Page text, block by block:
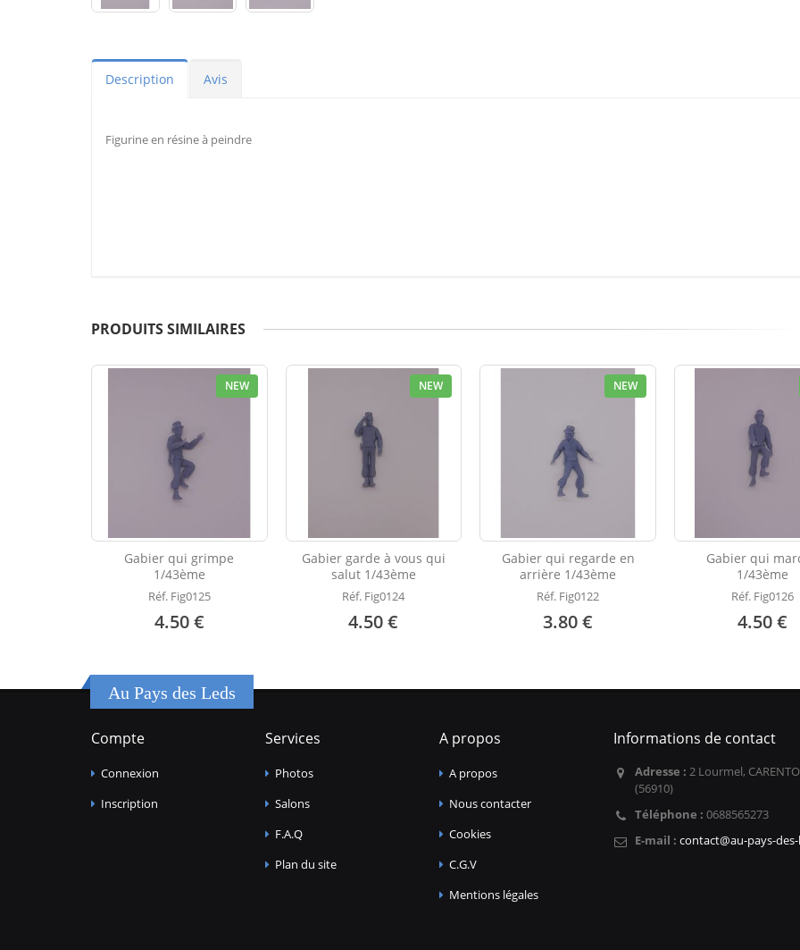
Description Avis
Figurine en résine à peindre
PRODUITS SIMILAIRES
NEW
Gabier qui grimpe
1/43ème
Réf. Fig0125
4.50 €
NEW
Gabier garde à vous qui
salut 1/43ème
Réf. Fig0124
4.50 €
NEW
Gabier qui regarde en
arrière 1/43ème
Réf. Fig0122
3.80 €
Gabier qui
1/43ème
Réf. Fig0126
4.50 €
Au Pays des Leds
Compte
Connexion
Inscription
Services
Photos
Salons
F.A.Q
Plan du site
A propos
A propos
Nous contacter
Cookies
C.G.V
Mentions légales
Informations de contact
Adresse : 2 Lourmel,
(56910)
Téléphone : 0688565273
E-mail : contact@au-pays-